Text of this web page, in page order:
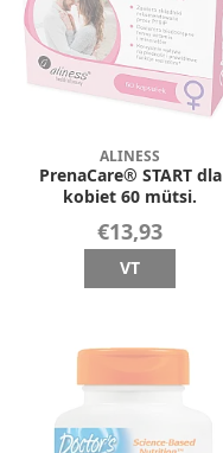
ALINESS
PrenaCare® START dla
kobiet 60 mütsi.
€13,93
VT